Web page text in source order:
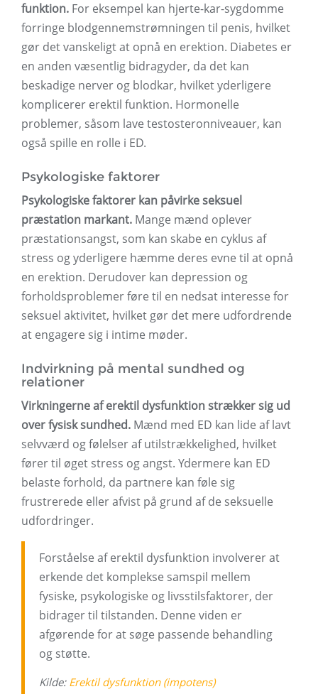
funktion. For eksempel kan hjerte-kar-sygdomme
forringe blodgennemstrømningen til penis, hvilket
gør det vanskeligt at opnå en erektion. Diabetes er
en anden væsentlig bidragyder, da det kan
beskadige nerver og blodkar, hvilket yderligere
komplicerer erektil funktion. Hormonelle
problemer, såsom lave testosteronniveauer, kan
også spille en rolle i ED.
Psykologiske faktorer
Psykologiske faktorer kan påvirke seksuel
præstation markant. Mange mænd oplever
præstationsangst, som kan skabe en cyklus af
stress og yderligere hæmme deres evne til at opnå
en erektion. Derudover kan depression og
forholdsproblemer føre til en nedsat interesse for
seksuel aktivitet, hvilket gør det mere udfordrende
at engagere sig i intime møder.
Indvirkning på mental sundhed og
relationer
Virkningerne af erektil dysfunktion strækker sig ud
over fysisk sundhed. Mænd med ED kan lide af lavt
selvværd og følelser af utilstrækkelighed, hvilket
fører til øget stress og angst. Ydermere kan ED
belaste forhold, da partnere kan føle sig
frustrerede eller afvist på grund af de seksuelle
udfordringer.
Forståelse af erektil dysfunktion involverer at
erkende det komplekse samspil mellem
fysiske, psykologiske og livsstilsfaktorer, der
bidrager til tilstanden. Denne viden er
afgørende for at søge passende behandling
og støtte.
Kilde: Erektil dysfunktion (impotens)